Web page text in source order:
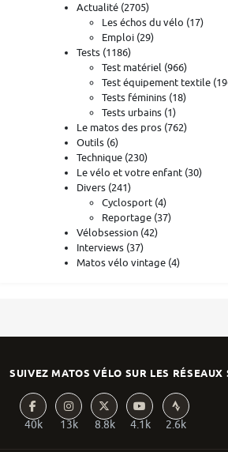
Actualité (2705)
Les échos du vélo (17)
Emploi (29)
Tests (1186)
Test matériel (966)
Test équipement textile
Tests féminins (18)
Tests urbains (1)
Le matos des pros (762)
Outils (6)
Technique (230)
Le vélo et votre enfant (30)
Divers (241)
Cyclosport (4)
Reportage (37)
Vélobsession (42)
Interviews (37)
Matos vélo vintage (4)
SUIVEZ MATOS VÉLO SUR LES RÉSEAUX
40k 13k 8.8k 4.1k 2.6k